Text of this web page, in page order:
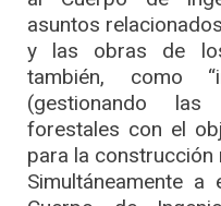
asuntos
y las obras de
también, como
(gestionando las
forestales con el
para la construcción
Simultáneamente